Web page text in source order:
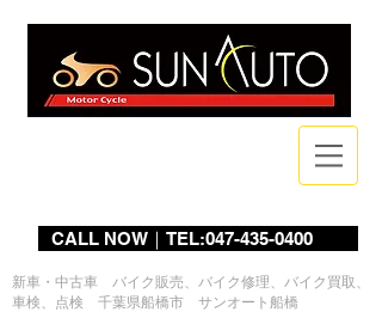
CALL NOW｜TEL:047-435-0400
新車・中古車 バイク販売、バイク修理、バイク買取、
車検、点検 千葉県船橋市 サンオート船橋